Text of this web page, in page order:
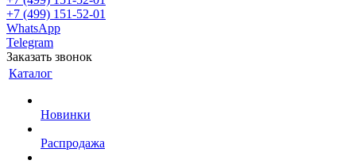
+7 (499) 151-52-01
WhatsApp
Telegram
Заказать звонок
Каталог
Новинки
Распродажа